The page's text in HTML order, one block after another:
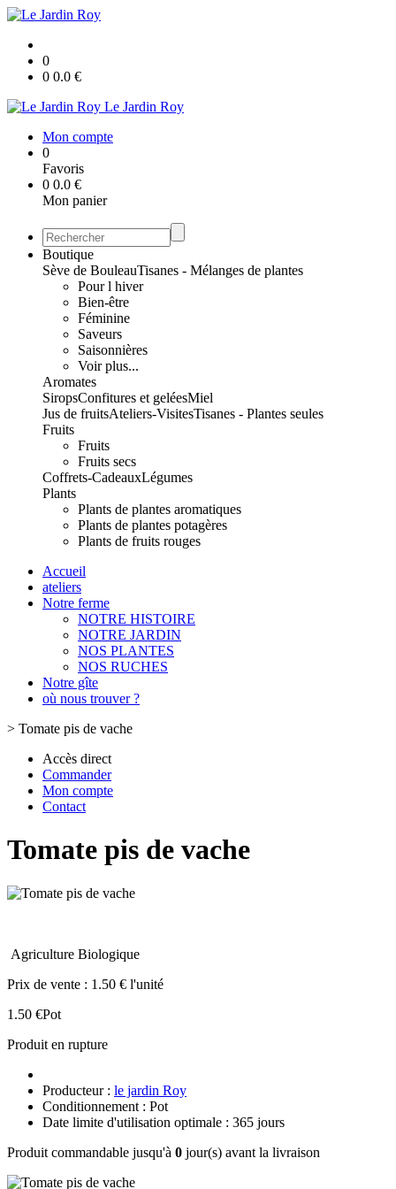
0
0 0.0 €
Le Jardin Roy
Mon compte
0
Favoris
0 0.0 €
Mon panier
Boutique
Sève de BouleauTisanes - Mélanges de plantes
Pour l hiver
Bien-être
Féminine
Saveurs
Saisonnières
Voir plus...
Aromates
SiropsConfitures et geléesMiel
Jus de fruitsAteliers-VisitesTisanes - Plantes seules
Fruits
Fruits
Fruits secs
Coffrets-CadeauxLégumes
Plants
Plants de plantes aromatiques
Plants de plantes potagères
Plants de fruits rouges
Accueil
ateliers
Notre ferme
NOTRE HISTOIRE
NOTRE JARDIN
NOS PLANTES
NOS RUCHES
Notre gîte
où nous trouver ?
> Tomate pis de vache
Accès direct
Commander
Mon compte
Contact
Tomate pis de vache
Agriculture Biologique
Prix de vente : 1.50 € l'unité
1.50 €Pot
Produit en rupture
Producteur : le jardin Roy
Conditionnement : Pot
Date limite d'utilisation optimale : 365 jours
Produit commandable jusqu'à 0 jour(s) avant la livraison